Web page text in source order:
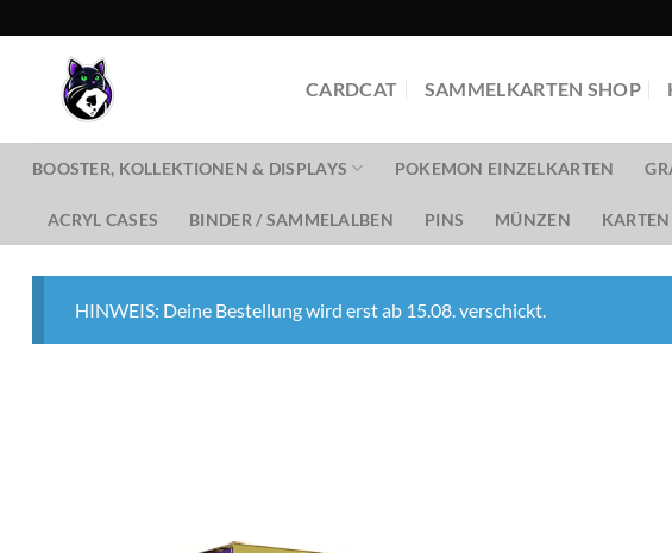
Inhalt
springen
CARDCAT SAMMELKARTEN SHOP
BOOSTER, KOLLEKTIONEN & DISPLAYS POKEMON EINZELKARTEN
ACRYL CASES BINDER / SAMMELALBEN PINS MÜNZEN
HINWEIS: Deine Bestellung wird erst ab 15.08. verschickt.